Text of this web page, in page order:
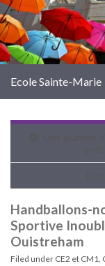
Ecole Sainte-Marie
Handballons-
Sportive
Ouistreham
Filed under CE2 et CM1,